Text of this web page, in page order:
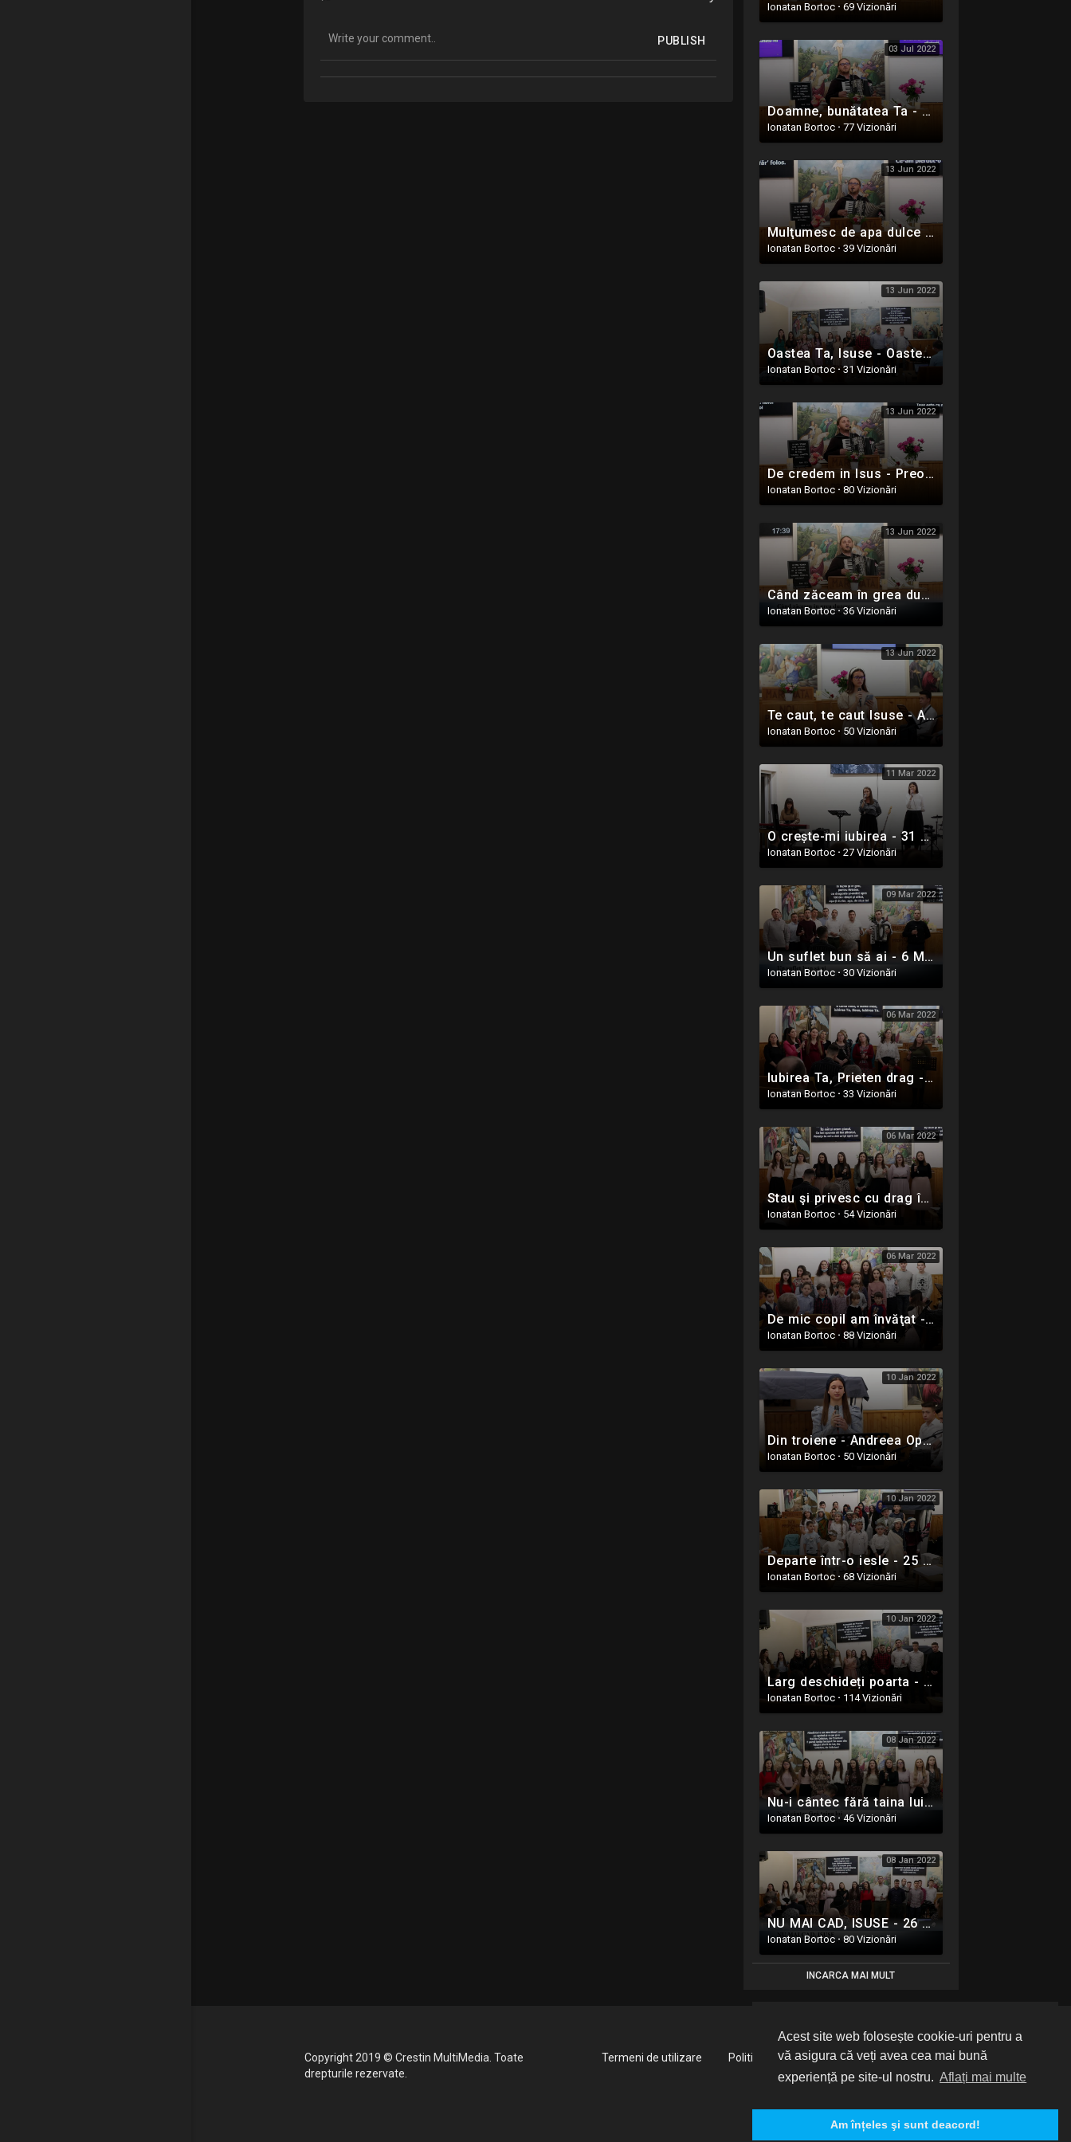
Acest site web folosește cookie-uri pentru a
vă asigura că veți avea cea mai bună
experiență pe site-ul nostru. Aflați mai multe
Am înțeles şi sunt deacord!
Astazi vin sa-
genunchii - 27
Decembrie
Stea din răsărit
PUBLISH
Ionatan Bortoc · 69 Vizionări
03 Jul 2022
Doamne, bunătatea Ta - Preot Adi Moteca - Oastea Domnului - Ighiel, Alba - 5 Iunie 2022
Ionatan Bortoc · 77 Vizionări
13 Jun 2022
Mulţumesc de apa dulce - Preot Adi Moteca - Oastea Domnului - Ighiel, Alba - 5 Iunie 2022
Ionatan Bortoc · 39 Vizionări
13 Jun 2022
Oastea Ta, Isuse - Oastea Domnului - Ighiel, Alba - 5 Iunie 2022
Ionatan Bortoc · 31 Vizionări
13 Jun 2022
De credem in Isus - Preot Adi Moteca - Oastea Domnului - Ighiel, Alba - 5 Iunie 2022
Ionatan Bortoc · 80 Vizionări
13 Jun 2022
Când zăceam în grea durere - Preot Adi Moteca - Oastea Domnului - Ighiel, Alba - 5 Iunie 2022
Ionatan Bortoc ·36 Vizionări
13 Jun 2022
Te caut, te caut Isuse - Andreea Opruța - Oastea Domnului - Ighiel, Alba - 5 Iunie 2022
Ionatan Bortoc · 50 Vizionări
11 Mar 2022
O crește-mi iubirea - 31 Decembrie 2021 - Oastea Domnului - Alba Iulia
Ionatan Bortoc · 27 Vizionări
09 Mar 2022
Un suflet bun să ai - 6 Martie 2022 - Oastea Domnului - Ighiel, Alba
Ionatan Bortoc ·30 Vizionări
06 Mar 2022
Iubirea Ta, Prieten drag - 6 Martie 2022 - Oastea Domnului - Ighiel, Alba
Ionatan Bortoc · 33 Vizionări
06 Mar 2022
Stau şi privesc cu drag în urmă - 6 Martie 2022 - Oastea Domnului - Ighiel, Alba
Ionatan Bortoc · 54 Vizionări
06 Mar 2022
De mic copil am învăţat - 6 Martie 2022 - Grup de copii din Oastea Domnului - Ighiel, Alba
Ionatan Bortoc · 88 Vizionări
10 Jan 2022
Din troiene - Andreea Opruța - 25 Decembrie 2021
Ionatan Bortoc · 50 Vizionări
10 Jan 2022
Departe într-o iesle - 25 Decembrie 2021 - Copii din Ighiel - Alba
Ionatan Bortoc · 68 Vizionări
10 Jan 2022
Larg deschideți poarta - 25 Decembrie 2021 - Ighiel - Alba
Ionatan Bortoc · 114 Vizionări
08 Jan 2022
Nu-i cântec fără taina lui - 26 Decembrie 2021
Ionatan Bortoc·46 Vizionări
08 Jan 2022
NU MAI CAD, ISUSE - 26 Decembrie 2021
Ionatan Bortoc·80 Vizionări
INCARCA MAI MULT
Copyright 2019 © Crestin MultiMedia. Toate
drepturile rezervate.
Termeni de utilizare Politica de Confidențialitate
Despre noi
Contactează-ne
Limba